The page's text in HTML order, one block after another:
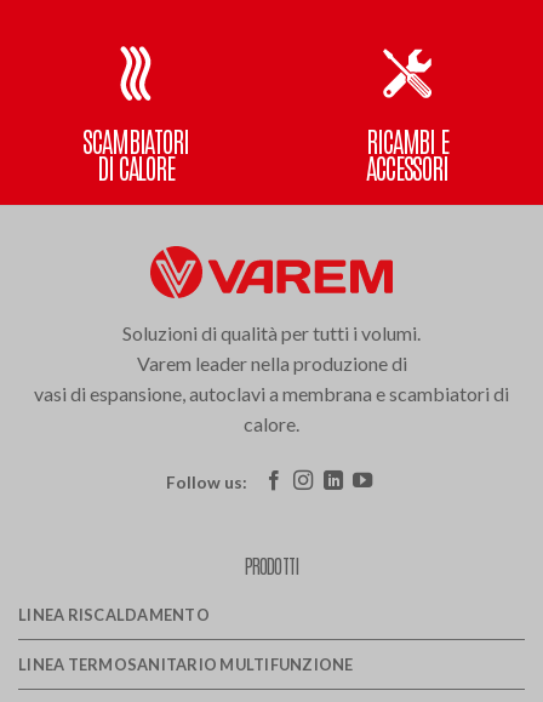
SCAMBIATORI
DI CALORE
RICAMBI E
ACCESSORI
Soluzioni di qualità per tutti i volumi.
Varem leader nella produzione di
vasi di espansione, autoclavi a membrana e scambiatori di
calore.
Follow us:
PRODOTTI
LINEA RISCALDAMENTO
LINEA TERMOSANITARIO MULTIFUNZIONE